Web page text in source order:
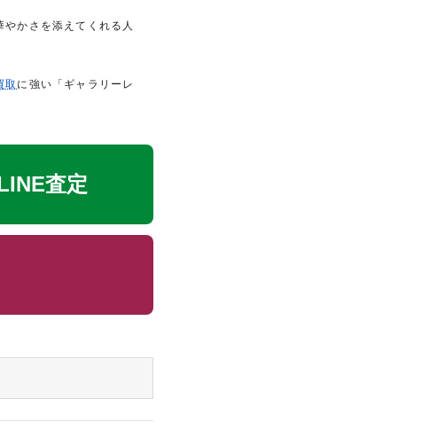
かさを添えてくれる人
取 に強い「ギャラリーレ
査定